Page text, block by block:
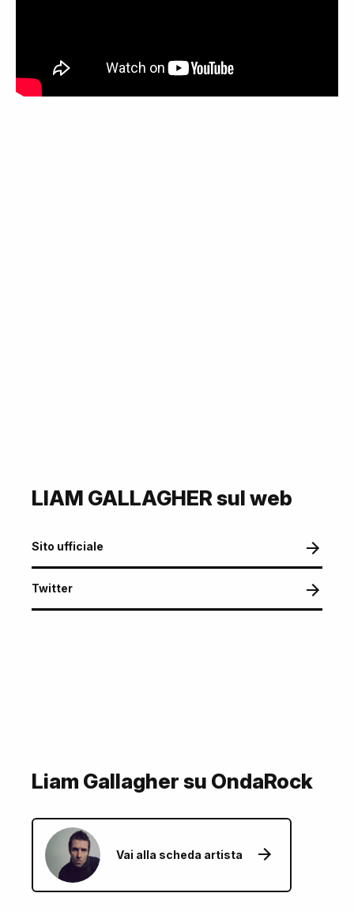
LIAM GALLAGHER sul web
Sito ufficiale
Twitter
Liam Gallagher su OndaRock
Vai alla scheda artista